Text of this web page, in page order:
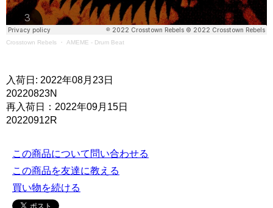
Crosstown Rebels ・ AMEME - Drum Beat
入荷日: 2022年08月23日
20220823N
再入荷日：2022年09月15日
20220912R
この商品について問い合わせる
この商品を友達に教える
買い物を続ける